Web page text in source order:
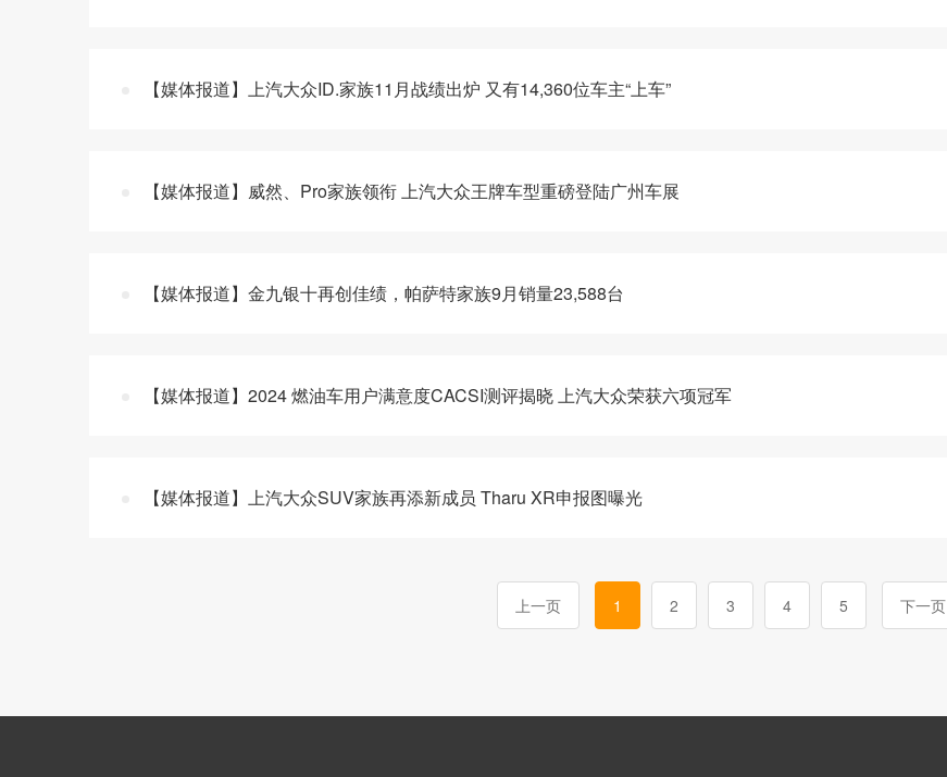
【媒体报道】上汽大众ID.家族11月战绩出炉 又有14,360位车主“上车”
【媒体报道】威然、Pro家族领衔 上汽大众王牌车型重磅登陆广州车展
【媒体报道】金九银十再创佳绩，帕萨特家族9月销量23,588台
【媒体报道】2024 燃油车用户满意度CACSI测评揭晓 上汽大众荣获六项冠军
【媒体报道】上汽大众SUV家族再添新成员 Tharu XR申报图曝光
上一页 1 2 3 4 5 下一页